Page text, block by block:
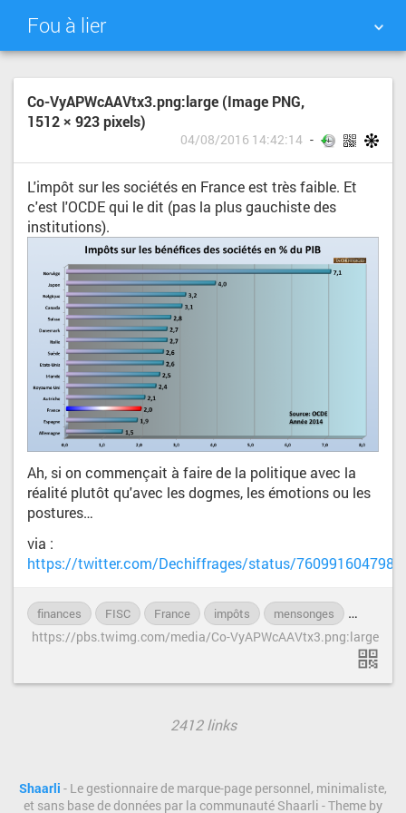
Fou à lier
NUAGE DE TAGS MUR D'IMAGES
QUOTIDIEN RECHERCHER
Co-VyAPWcAAVtx3.png:large (Image PNG,
1512 × 923 pixels)
04/08/2016 14:42:14
L'impôt sur les sociétés en France est très faible. Et
c'est l'OCDE qui le dit (pas la plus gauchiste des
institutions).
Ah, si on commençait à faire de la politique avec la
réalité plutôt qu'avec les dogmes, les émotions ou les
postures…
via :
https://twitter.com/Dechiffrages/status/
finances FISC France impôts mensonges
https://pbs.twimg.com/media/Co-VyAPWcAAVtx3.png:large
2412 links
Shaarli - Le gestionnaire de marque-page personnel, minimaliste,
et sans base de données par la communauté Shaarli - Theme by